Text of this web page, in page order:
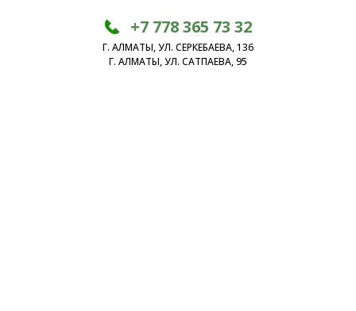
+7 778 365 73 32
Г. АЛМАТЫ, УЛ. СЕРКЕБАЕВА, 136
Г. АЛМАТЫ, УЛ. САТПАЕВА, 95